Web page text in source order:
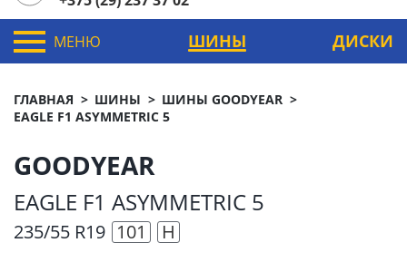
МЕНЮ ШИНЫ ДИСКИ
ГЛАВНАЯ ШИНЫ
ШИНЫ GOODYEAR
EAGLE F1 ASYMMETRIC 5
GOODYEAR
EAGLE F1 ASYMMETRIC 5
235/55 R19 101 H